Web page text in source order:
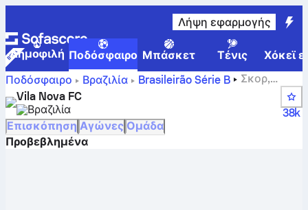
Λήψη εφαρμογής
Δημοφιλή Ποδόσφαιρο Μπάσκετ Τένις
Χόκεϊ
Ποδόσφαιρο
Βραζιλία Brasileirão Série B
Σκορ,
αγώνες, θέσεις και στατιστικά παικτών της Βίλα Νόβα
Vila Nova FC
Βραζιλία
38k
Επισκόπηση Αγώνες Ομάδα
Προβεβλημένα